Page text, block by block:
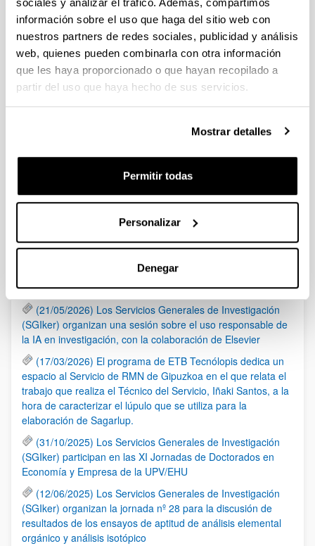
información sobre el uso que haga del sitio web con
nuestros partners de redes sociales, publicidad y análisis
web, quienes pueden combinarla con otra información
que les haya proporcionado o que hayan recopilado a
partir del uso que haya hecho de sus servicios.
Mostrar detalles
Permitir todas
Personalizar
Denegar
Fundación BBVA: Becas Leonardo a investigadores y
creadores culturales 2020
Plazo presentación de solicitudes: hasta 16 de abril de 2020 a
las 19:00
Fundación Ramón Areces: Ayudas a la Investigación en
Ciencias de la Vida y de la Materia 2020
Plazo de presentación de las solicitudes: Hasta el 30 de junio
PáginaPáginas intermedias Use TAB para desplazarse.
PáginaPáginaPáginaPáginaPágina
Noticias
(21/05/2026) Los Servicios Generales de Investigación
(SGIker) organizan una sesión sobre el uso responsable de
la IA en investigación, con la colaboración de Elsevier
(17/03/2026) El programa de ETB Tecnólopis dedica un
espacio al Servicio de RMN de Gipuzkoa en el que relata el
trabajo que realiza el Técnico del Servicio, Iñaki Santos, a la
hora de caracterizar el lúpulo que se utiliza para la
elaboración de Sagarlup.
(31/10/2025) Los Servicios Generales de Investigación
(SGIker) participan en las XI Jornadas de Doctorados en
Economía y Empresa de la UPV/EHU
(12/06/2025) Los Servicios Generales de Investigación
(SGIker) organizan la jornada nº 28 para la discusión de
resultados de los ensayos de aptitud de análisis elemental
orgánico y análisis isotópico